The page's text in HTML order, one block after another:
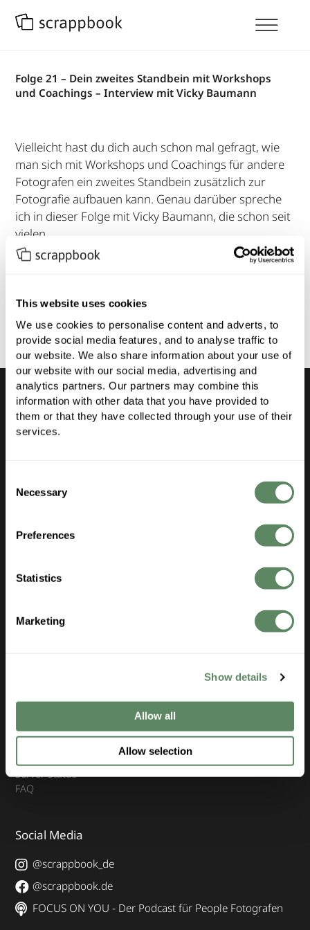
This website uses cookies
We use cookies to personalise content and adverts, to
provide social media features, and to analyse traffic to
our website. We also share information about your use of
our website with our social media, advertising and
analytics partners. Our partners may combine this
information with other data that you have provided to
them or that they have collected through your use of their
services.
Selection
Necessary
Preferences
Statistics
Marketing
Show details
Allow all
Allow selection
Folge 21 – Dein zweites Standbein mit Workshops
und Coachings – Interview mit Vicky Baumann
Vielleicht hast du dich auch schon mal gefragt, wie
man sich mit Workshops und Coachings für andere
Fotografen ein zweites Standbein zusätzlich zur
Fotografie aufbauen kann. Genau darüber spreche
ich in dieser Folge mit Vicky Baumann, die schon seit
vielen…
Kundenstimmmen
Hochzeitsfotografie
Server Status
FAQ
Social Media
@scrappbook_de
@scrappbook.de
FOCUS ON YOU - Der Podcast für People Fotografen